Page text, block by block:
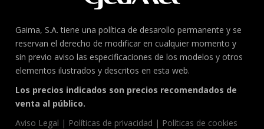
Gaima, S.A. tiene una política de desarollo permanente y se
reservan el derecho de modificar en cualquier momento y
sin previo aviso las especificaciones de los modelos y otros
elementos ilustrados y descritos en esta web.
Los precios indicados son precios recomendados de
venta al público.
Aviso Legal | Políticas de privacidad | Políticas de cookies